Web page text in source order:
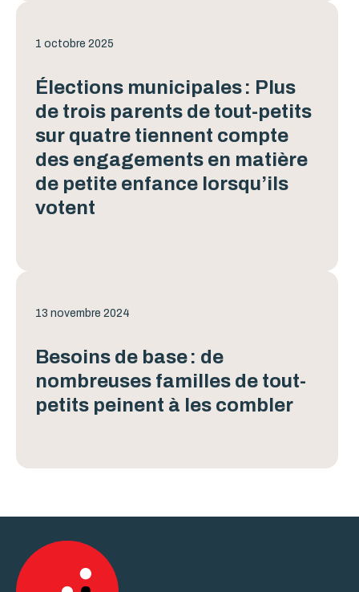
1 octobre 2025
Élections municipales : Plus
de trois parents de tout-petits
sur quatre tiennent compte
des engagements en matière
de petite enfance lorsqu’ils
votent
13 novembre 2024
Besoins de base : de
nombreuses familles de tout-
petits peinent à les combler